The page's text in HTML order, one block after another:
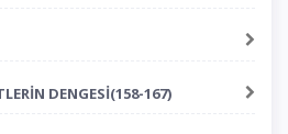
DENGESİ(158-167)